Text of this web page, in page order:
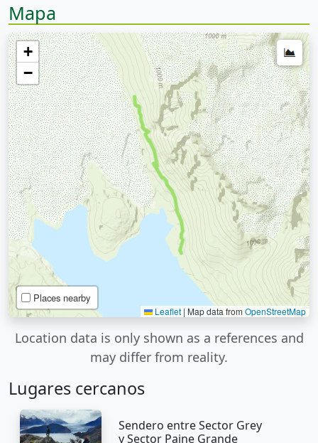
Mapa
+
−
Places nearby
Leaflet | Map data from OpenStreetMap
Location data is only shown as a references and
may differ from reality.
Lugares cercanos
Sendero entre Sector Grey
y Sector Paine Grande